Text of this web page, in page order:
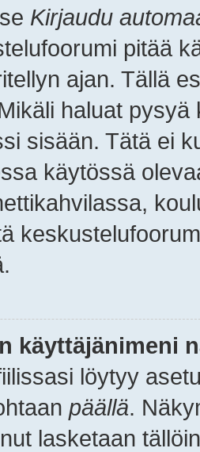
Kirjaudu
pitää
ajan. Tällä
haluat
sisään. Tätä ei
käytössä
käyttäjänimeni
löytyy
päällä.
lasketaan